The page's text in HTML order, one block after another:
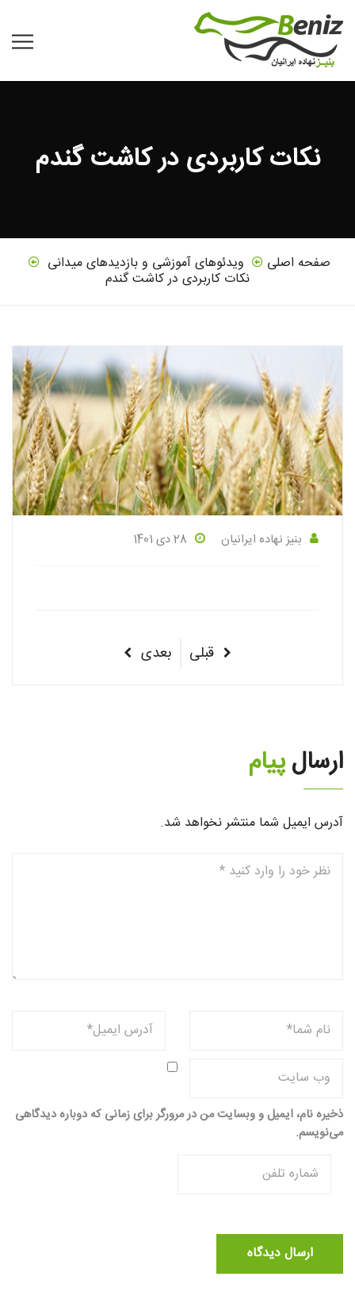
نکات کاربردی در کاشت گندم
صفحه اصلی ویدئوهای آموزشی و بازدیدهای میدانی
نکات کاربردی در کاشت گندم
بنیز نهاده ایرانیان 28 دی 1401
پستقبلی
پست
بعدی
ارسالپیام
آدرس ایمیل شما منتشر نخواهد شد.
ذخیره نام، ایمیل و وبسایت من در مرورگر برای زمانی که دوباره دیدگاهی
می‌نویسم.